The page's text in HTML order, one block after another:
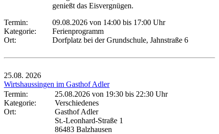
genießt das Eisvergnügen.
Termin:
09.08.2026 von 14:00 bis 17:00 Uhr
Kategorie:
Ferienprogramm
Ort:
Dorfplatz bei der Grundschule, Jahnstraße 6
25.08. 2026
Wirtshaussingen im Gasthof Adler
Termin:
25.08.2026 von 19:30 bis 22:30 Uhr
Kategorie:
Verschiedenes
Ort:
Gasthof Adler
St.-Leonhard-Straße 1
86483 Balzhausen